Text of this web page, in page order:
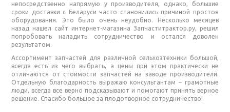
непосредственно напрямую у производителя, однако, большие
сроки доставки с Беларуси часто становились причиной простоя
оборудования. Это было очень неудобно. Несколько месяцев
назад нашел сайт интернет-магазина Запчаститрактор.ру, решил
попробовать наладить сотрудничество и остался доволен
результатом.
Ассортимент запчастей для различной сельхозтехники большой,
всегда есть из чего выбрать, а цены при этом практически не
отличаются от стоимости запчастей на заводе производители.
Отдельную благодарность выражаю консультантам – грамотные
люди, всегда все верно подсказывают и помогают принять верное
решение. Спасибо большое за плодотворное сотрудничество!